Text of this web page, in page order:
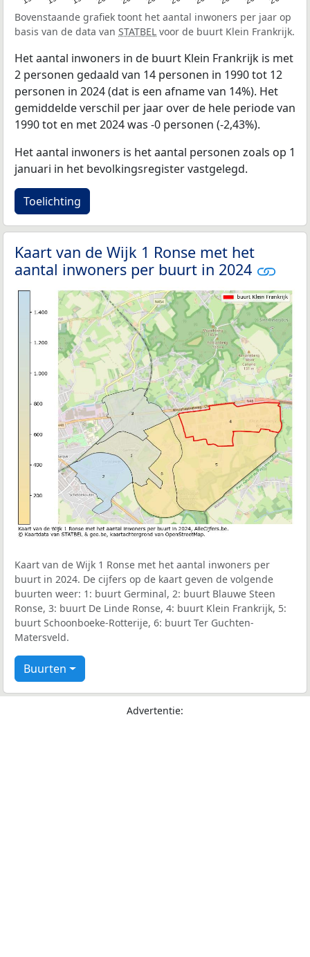
Bovenstaande grafiek toont het aantal inwoners per jaar op
basis van de data van STATBEL voor de buurt Klein Frankrijk.
Het aantal inwoners in de buurt Klein Frankrijk is met
2 personen gedaald van 14 personen in 1990 tot 12
personen in 2024 (dat is een afname van 14%). Het
gemiddelde verschil per jaar over de hele periode van
1990 tot en met 2024 was -0 personen (-2,43%).
Het aantal inwoners is het aantal personen zoals op 1
januari in het bevolkingsregister vastgelegd.
Toelichting
Kaart van de Wijk 1 Ronse met het
aantal inwoners per buurt in 2024
Kaart van de Wijk 1 Ronse met het aantal inwoners per
buurt in 2024. De cijfers op de kaart geven de volgende
buurten weer: 1: buurt Germinal, 2: buurt Blauwe Steen
Ronse, 3: buurt De Linde Ronse, 4: buurt Klein Frankrijk, 5:
buurt Schoonboeke-Rotterije, 6: buurt Ter Guchten-
Matersveld.
Buurten
Advertentie: